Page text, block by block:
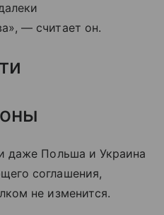
— считает он.
даже Польша и Украина
соглашения,
не изменится.